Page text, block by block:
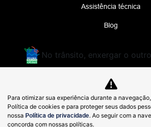
Assistência técnica
Blog
No trânsito, enxergar o
DIMAS GWM COMERCIO DE
IMPORTADOS LTDA
48.785.806/0002-40
Para otimizar sua experiência durante a
Política de cookies e para proteger seus dados
nossa Política de privacidade. Ao seguir com a
concorda com nossas políticas.